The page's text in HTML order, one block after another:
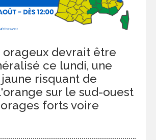
orageux devrait être
ce lundi, une
risquant de
sur le sud-ouest
forts voire